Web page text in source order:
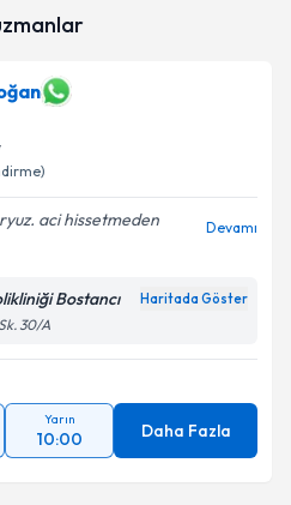
randevu almanız için bir
ilişkinAydınlatma
aci hissetmeden
Devamı
Bostancı Haritada Göster
30/A
Yarın
10:00 Daha Fazla